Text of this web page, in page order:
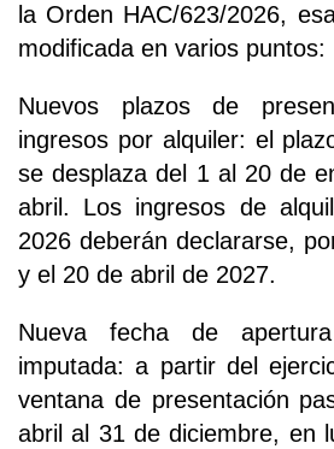
la Orden HAC/623/2026,
modificada en varios puntos:
Nuevos plazos de
ingresos por alquiler: el
se desplaza del 1 al 20 de
abril. Los ingresos de
2026 deberán declararse,
y el 20 de abril de 2027.
Nueva fecha de
imputada: a partir del
ventana de presentación
abril al 31 de diciembre, en